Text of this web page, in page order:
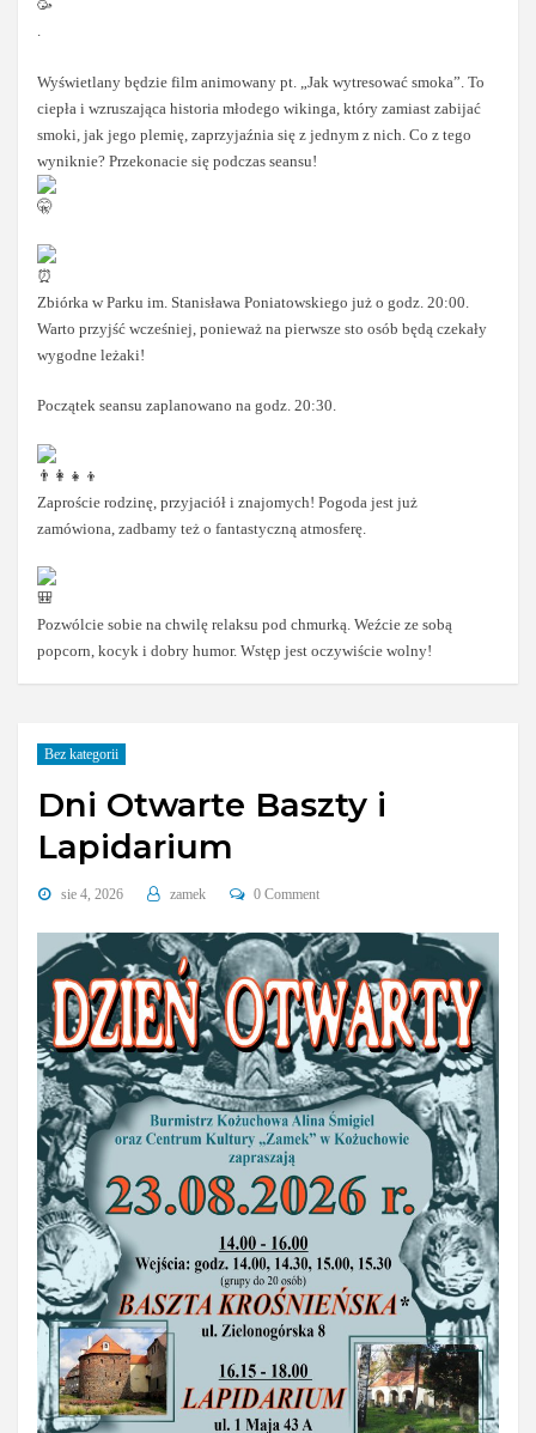
.
Wyświetlany będzie film animowany pt. „Jak wytresować smoka”. To
ciepła i wzruszająca historia młodego wikinga, który zamiast zabijać
smoki, jak jego plemię, zaprzyjaźnia się z jednym z nich. Co z tego
wyniknie? Przekonacie się podczas seansu!
Zbiórka w Parku im. Stanisława Poniatowskiego już o godz. 20:00.
Warto przyjść wcześniej, ponieważ na pierwsze sto osób będą czekały
wygodne leżaki!
Początek seansu zaplanowano na godz. 20:30.
Zaproście rodzinę, przyjaciół i znajomych! Pogoda jest już
zamówiona, zadbamy też o fantastyczną atmosferę.
Pozwólcie sobie na chwilę relaksu pod chmurką. Weźcie ze sobą
popcorn, kocyk i dobry humor. Wstęp jest oczywiście wolny!
Bez kategorii
Dni Otwarte Baszty i
Lapidarium
sie 4, 2026 zamek 0 Comment